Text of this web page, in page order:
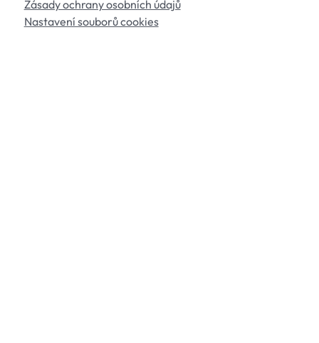
Zásady ochrany osobních údajů
Nastavení souborů cookies